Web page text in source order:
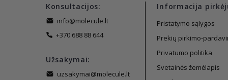
Konsultacijos:
info@molecule.lt
+370 688 88 644
Užsakymai:
uzsakymai@molecule.lt
Informacija
Pristatymo sąlygos
Prekių pirkimo-
Privatumo politika
Svetainės žemėlapis